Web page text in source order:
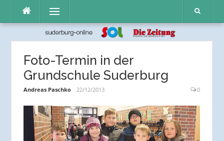
Inhalt
Menü
Foto-Termin in der
Grundschule Suderburg
Andreas Paschko 22/12/2013 0